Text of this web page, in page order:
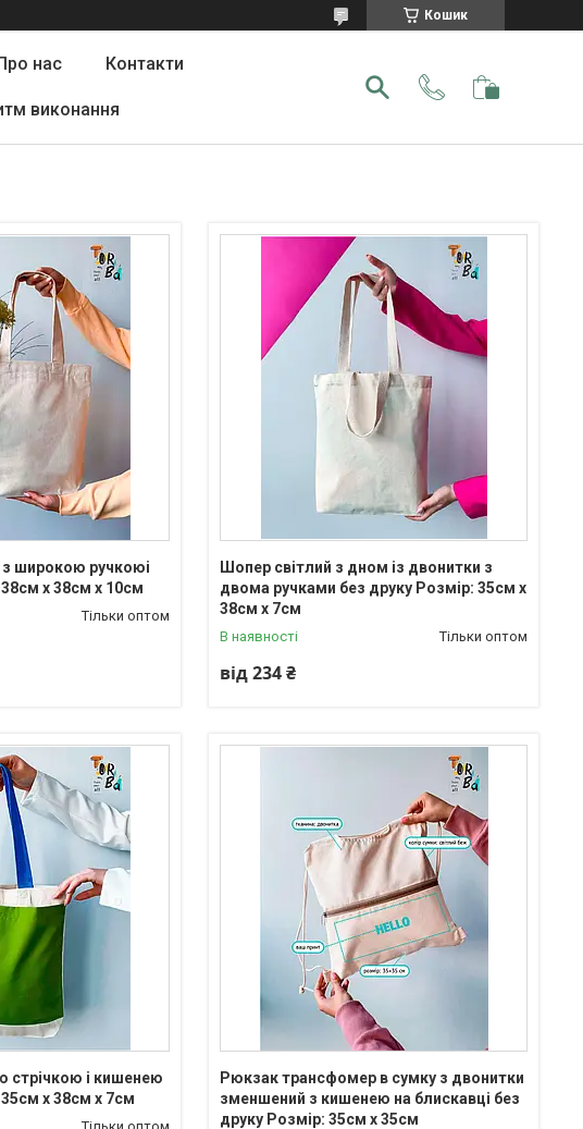
Кошик
нас Контакти
виконання
широкою ручкоюі
х 38см х 10см
Тільки оптом
Шопер світлий з дном із двонитки з
двома ручками без друку Розмір: 35см х
38см х 7см
В наявності Тільки оптом
від 234 ₴
стрічкою і кишенею
х 38см х 7см
Рюкзак трансфомер в сумку з двонитки
зменшений з кишенею на блискавці без
друку Розмір: 35cм х 35см